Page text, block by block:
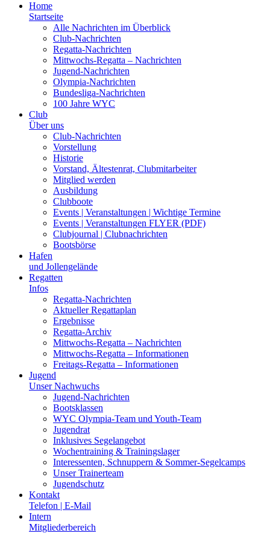
Home
Startseite
Alle Nachrichten im Überblick
Club-Nachrichten
Regatta-Nachrichten
Mittwochs-Regatta – Nachrichten
Jugend-Nachrichten
Olympia-Nachrichten
Bundesliga-Nachrichten
100 Jahre WYC
Club
Über uns
Club-Nachrichten
Vorstellung
Historie
Vorstand, Ältestenrat, Clubmitarbeiter
Mitglied werden
Ausbildung
Clubboote
Events | Veranstaltungen | Wichtige Termine
Events | Veranstaltungen FLYER (PDF)
Clubjournal | Clubnachrichten
Bootsbörse
Hafen
und Jollengelände
Regatten
Infos
Regatta-Nachrichten
Aktueller Regattaplan
Ergebnisse
Regatta-Archiv
Mittwochs-Regatta – Nachrichten
Mittwochs-Regatta – Informationen
Freitags-Regatta – Informationen
Jugend
Unser Nachwuchs
Jugend-Nachrichten
Bootsklassen
WYC Olympia-Team und Youth-Team
Jugendrat
Inklusives Segelangebot
Wochentraining & Trainingslager
Interessenten, Schnuppern & Sommer-Segelcamps
Unser Trainerteam
Jugendschutz
Kontakt
Telefon | E-Mail
Intern
Mitgliederbereich